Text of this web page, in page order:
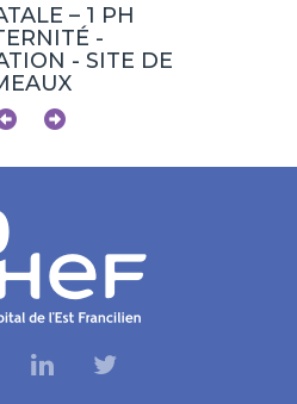
– 1 PH
-
- SITE DE